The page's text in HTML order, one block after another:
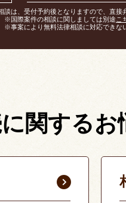
談は、受付予約後となりますので、直接
※国際案件の相談に関しましては別途 こ
※事案により無料法律相談に対応できな
関するお